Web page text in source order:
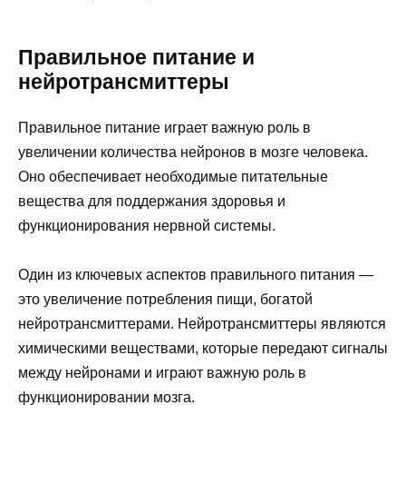
Правильное питание и
нейротрансмиттеры
Правильное питание играет важную роль в
увеличении количества нейронов в мозге человека.
Оно обеспечивает необходимые питательные
вещества для поддержания здоровья и
функционирования нервной системы.
Один из ключевых аспектов правильного питания —
это увеличение потребления пищи, богатой
нейротрансмиттерами. Нейротрансмиттеры являются
химическими веществами, которые передают сигналы
между нейронами и играют важную роль в
функционировании мозга.